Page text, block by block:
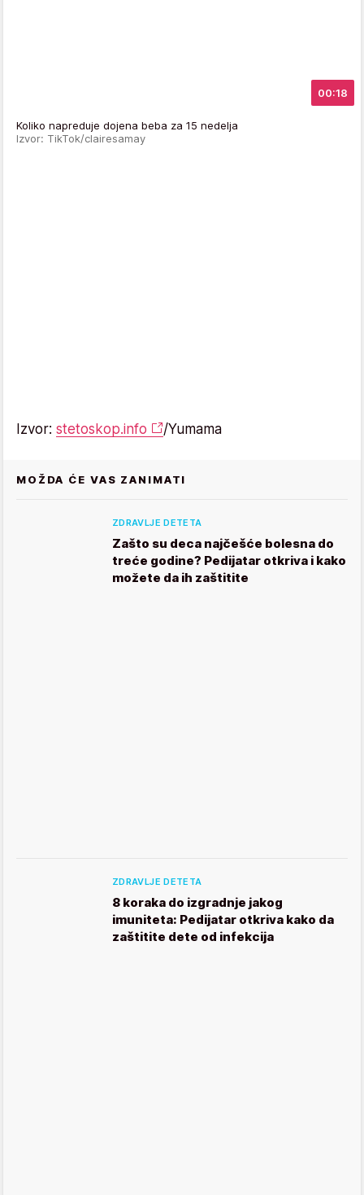
00:18
Koliko napreduje dojena beba za 15 nedelja
Izvor: TikTok/clairesamay
Izvor: stetoskop.info /Yumama
MOŽDA ĆE VAS ZANIMATI
ZDRAVLJE DETETA
Zašto su deca najčešće bolesna do
treće godine? Pedijatar otkriva i kako
možete da ih zaštitite
ZDRAVLJE DETETA
8 koraka do izgradnje jakog
imuniteta: Pedijatar otkriva kako da
zaštitite dete od infekcija